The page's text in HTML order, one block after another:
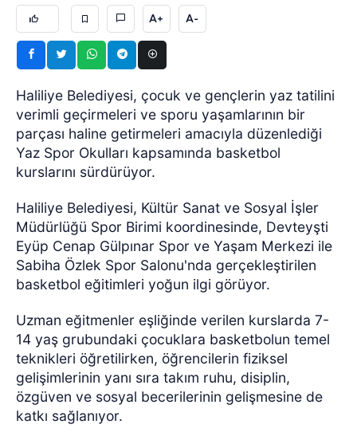
A+ A-
Haliliye Belediyesi, çocuk ve gençlerin yaz tatilini
verimli geçirmeleri ve sporu yaşamlarının bir
parçası haline getirmeleri amacıyla düzenlediği
Yaz Spor Okulları kapsamında basketbol
kurslarını sürdürüyor.
Haliliye Belediyesi, Kültür Sanat ve Sosyal İşler
Müdürlüğü Spor Birimi koordinesinde, Devteyşti
Eyüp Cenap Gülpınar Spor ve Yaşam Merkezi ile
Sabiha Özlek Spor Salonu'nda gerçekleştirilen
basketbol eğitimleri yoğun ilgi görüyor.
Uzman eğitmenler eşliğinde verilen kurslarda 7-
14 yaş grubundaki çocuklara basketbolun temel
teknikleri öğretilirken, öğrencilerin fiziksel
gelişimlerinin yanı sıra takım ruhu, disiplin,
özgüven ve sosyal becerilerinin gelişmesine de
katkı sağlanıyor.